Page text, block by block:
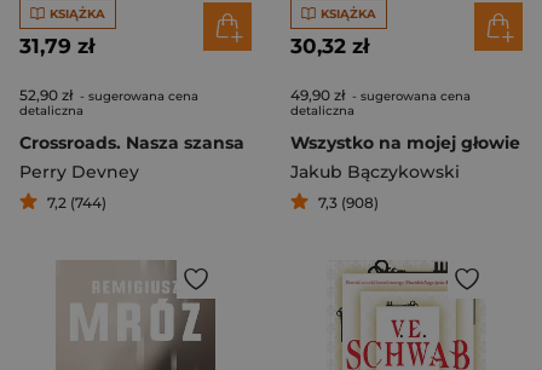
KSIĄŻKA
31,79 zł
52,90 zł - sugerowana cena
detaliczna
Crossroads. Nasza szansa
Perry Devney
7,2 (744)
KSIĄŻKA
30,32 zł
49,90 zł - sugerowana cena
detaliczna
Wszystko na mojej głowie
Jakub Bączykowski
7,3 (908)